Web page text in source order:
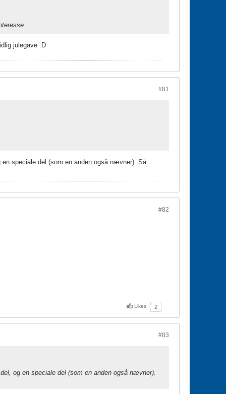
julegave :D
#81
speciale del (som en anden også nævner). Så
#82
Likes 2
#83
og en speciale del (som en anden også nævner).